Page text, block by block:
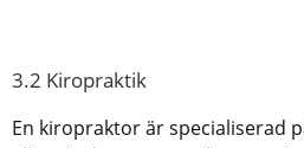
3.2 Kiropraktik
En kiropraktor är specialiserad